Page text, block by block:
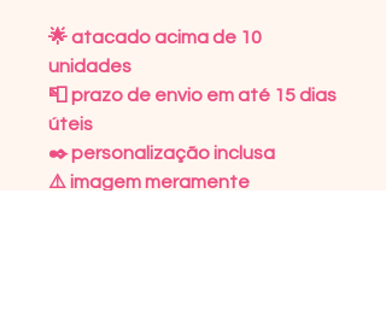
🌟 atacado acima de 10
unidades
📮 prazo de envio em até 15 dias
úteis
✒️ personalização inclusa
⚠️ imagem meramente